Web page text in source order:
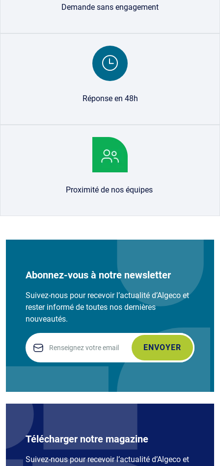
Demande sans engagement
Image
Réponse en 48h
Proximité de nos équipes
Abonnez-vous à notre newsletter
Suivez-nous pour recevoir l’actualité d’Algeco et
rester informé de toutes nos dernières
nouveautés.
Télécharger notre magazine
Suivez-nous pour recevoir l’actualité d’Algeco et